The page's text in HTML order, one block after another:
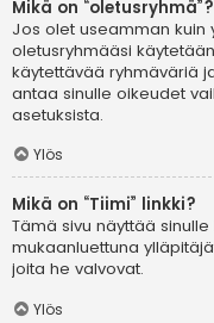
Mikä on “oletusryhmä”?
Jos olet useamman kuin
oletusryhmääsi
käytettävää ryhmäväriä
antaa sinulle oikeudet
asetuksista.
Ylös
Mikä on “Tiimi” linkki?
Tämä sivu näyttää
mukaanluettuna
joita he valvovat.
Ylös